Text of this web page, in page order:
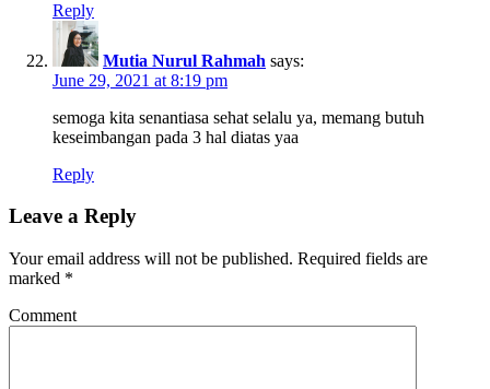
Reply
Mutia Nurul Rahmah says:
June 29, 2021 at 8:19 pm
semoga kita senantiasa sehat selalu ya, memang butuh
keseimbangan pada 3 hal diatas yaa
Reply
Leave a Reply
Your email address will not be published. Required fields are
marked *
Comment